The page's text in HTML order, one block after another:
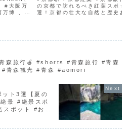
大阪万
博 、#
一挙紹介！
の京都で訪れるべき紅葉スポッ
選！京都の壮大な自然と歴史あ
森旅行🍎 #shorts #青森旅行 #青森
#青森観光 #青森 #aomori
ット3選【夏の
景 #絶景スポ
ポット #おす